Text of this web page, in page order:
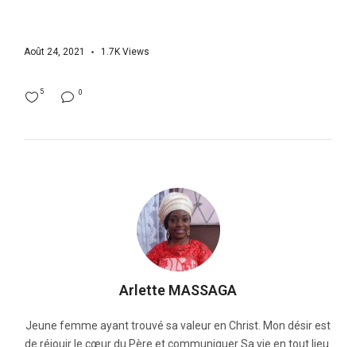
Août 24, 2021 1.7K Views
0
5
Arlette MASSAGA
Jeune femme ayant trouvé sa valeur en Christ. Mon désir est
de réjouir le cœur du Père et communiquer Sa vie en tout lieu.